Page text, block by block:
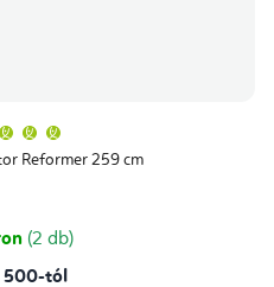
Reformer 259 cm
átlagos
értékelése
csillag.
(2 db)
500-tól